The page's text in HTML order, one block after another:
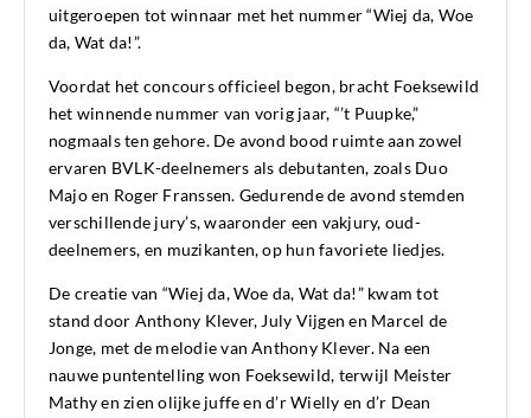
uitgeroepen tot winnaar met het nummer “Wiej da, Woe
da, Wat da!”.
Voordat het concours officieel begon, bracht Foeksewild
het winnende nummer van vorig jaar, “’t Puupke,”
nogmaals ten gehore. De avond bood ruimte aan zowel
ervaren BVLK-deelnemers als debutanten, zoals Duo
Majo en Roger Franssen. Gedurende de avond stemden
verschillende jury’s, waaronder een vakjury, oud-
deelnemers, en muzikanten, op hun favoriete liedjes.
De creatie van “Wiej da, Woe da, Wat da!” kwam tot
stand door Anthony Klever, July Vijgen en Marcel de
Jonge, met de melodie van Anthony Klever. Na een
nauwe puntentelling won Foeksewild, terwijl Meister
Mathy en zien olijke juffe en d’r Wielly en d’r Dean